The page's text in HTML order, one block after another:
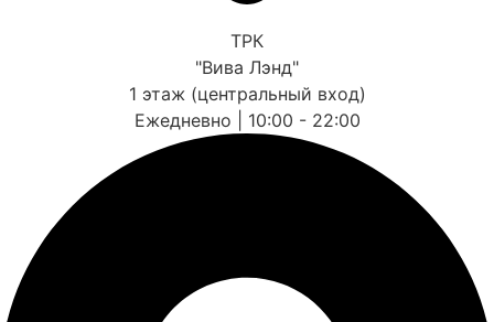
ТРК
"Вива Лэнд"
1 этаж (центральный вход)
Ежедневно | 10:00 - 22:00